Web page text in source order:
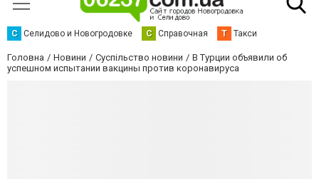
С Селидово и Новогродовке С Справочная Т Такси
Головна Новини Суспільство новини
В Турции объявили об
успешном испытании вакцины против коронавируса